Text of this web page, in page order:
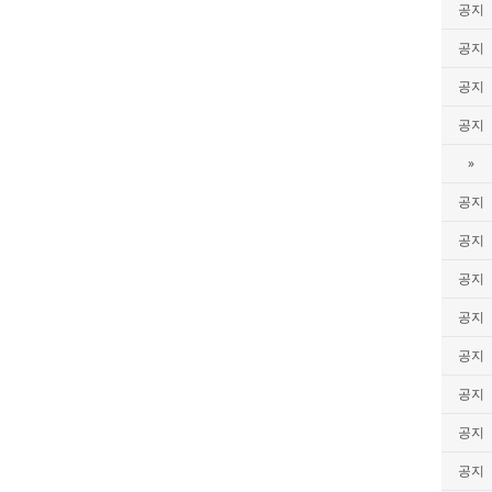
공지
공지
공지
공지
»
공지
공지
공지
공지
공지
공지
공지
공지